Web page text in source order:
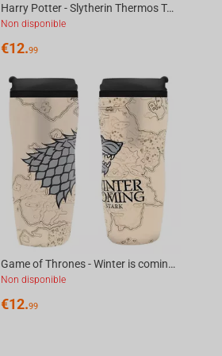
Harry Potter - Slytherin Thermos Travel Mug, 355 ml
Non disponible
€12.99
Game of Thrones - Winter is coming Thermos Travel Mug, 355 ml
Non disponible
€12.99